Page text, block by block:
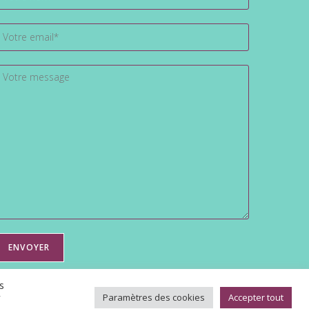
Paramètres des cookies Accepter tout